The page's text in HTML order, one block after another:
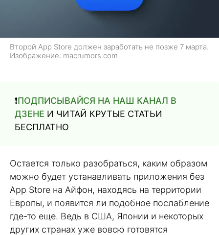
Второй App Store должен заработать не позже 7 марта.
Изображение: macrumors.com
❗️ПОДПИСЫВАЙСЯ НА НАШ КАНАЛ В
ДЗЕНЕ И ЧИТАЙ КРУТЫЕ СТАТЬИ
БЕСПЛАТНО
Остается только разобраться, каким образом
можно будет устанавливать приложения без
App Store на Айфон, находясь на территории
Европы, и появится ли подобное послабление
где-то еще. Ведь в США, Японии и некоторых
других странах уже вовсю готовятся